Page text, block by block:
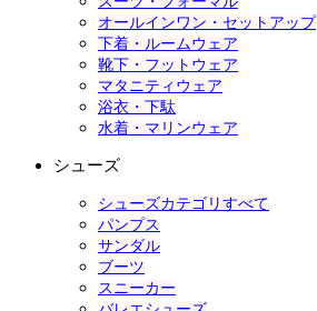
オールインワン・セットアップ
下着・ルームウェア
靴下・フットウェア
マタニティウェア
浴衣・下駄
水着・マリンウェア
シューズ
シューズカテゴリすべて
パンプス
サンダル
ブーツ
スニーカー